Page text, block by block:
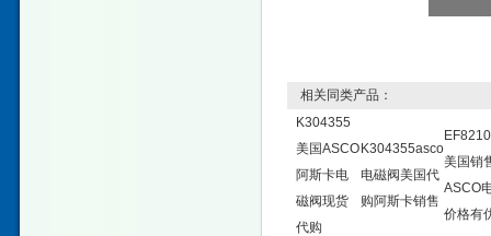
相关同类产品：
K304355
美国ASCO
阿斯卡电
磁阀现货
代购
K304355asco
电磁阀美国代
购阿斯卡销售
美国销
ASCO
价格有